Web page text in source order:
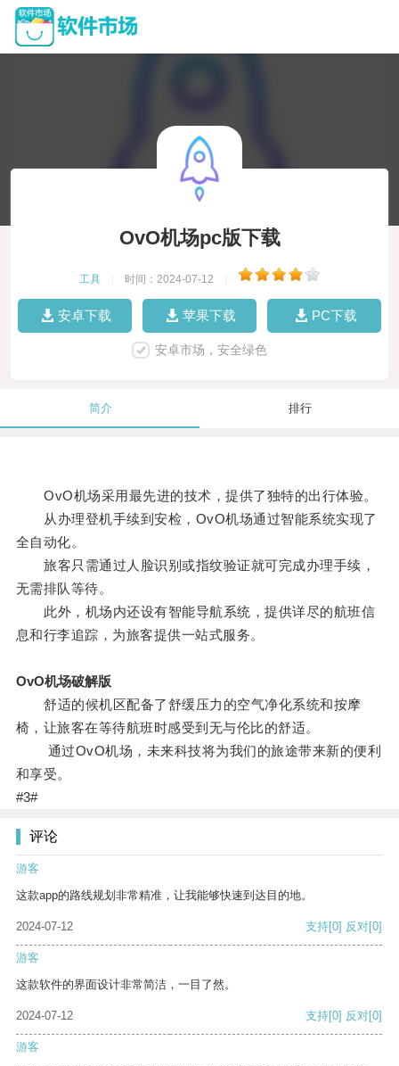
OvO机场pc版下载
工具 时间：2024-07-12
安卓下载 苹果下载 PC下载
安卓市场，安全绿色
简介 排行
OvO机场采用最先进的技术，提供了独特的出行体验。
从办理登机手续到安检，OvO机场通过智能系统实现了
全自动化。
旅客只需通过人脸识别或指纹验证就可完成办理手续，
无需排队等待。
此外，机场内还设有智能导航系统，提供详尽的航班信
息和行李追踪，为旅客提供一站式服务。
OvO机场破解版
舒适的候机区配备了舒缓压力的空气净化系统和按摩
椅，让旅客在等待航班时感受到无与伦比的舒适。
通过OvO机场，未来科技将为我们的旅途带来新的便利
和享受。
#3#
评论
游客
这款app的路线规划非常精准，让我能够快速到达目的地。
2024-07-12 支持[0] 反对[0]
游客
这款软件的界面设计非常简洁，一目了然。
2024-07-12 支持[0] 反对[0]
游客